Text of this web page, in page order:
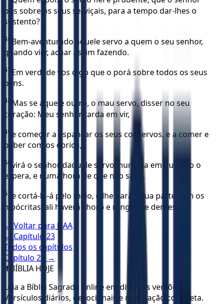
pôs sobre os seus serviçais, para a tempo dar-lhes o
sustento?
46 Bem-aventurado aquele servo a quem o seu senhor,
quando vier, achar assim fazendo.
47 Em verdade vos digo que o porá sobre todos os seus
bens.
48 Mas se aquele outro, o mau servo, disser no seu
coração: Meu senhor tarda em vir,
49 e começar a espancar os seus conservos, e a comer e
beber com os ébrios,
50 virá o senhor daquele servo, num dia em que não o
espera, e numa hora de que não sabe,
51
e cortá-lo-á pelo meio, e lhe dará a sua parte com os
hipócritas; ali haverá choro e ranger de dentes.
← Voltar para JFAA
← Capítulo 23
Todos os capítulos
Capítulo 25
→
✝️ BÍBLIA HOJE
Leia a Bíblia Sagrada online em diversas versões.
Versículos diários, devocionais e navegação completa.